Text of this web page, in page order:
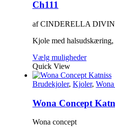
Ch111
af CINDERELLA
Kjole med halsudskæring,
Vælg mulighederDette
har
flere
kan
Quick View
Brudekjoler, Kjoler,
Wona Concept
Wona concept